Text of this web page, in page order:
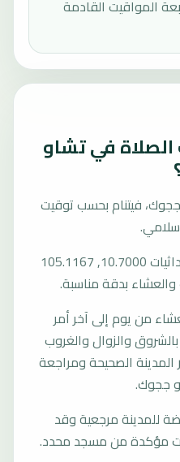
المواقيت القادمة
في تشاو
فيتنام بحسب توقيت
المرجع العام للمدينة يستخدم إحداثيات 10.7000, 105.1167
بدقة مناسبة.
من يوم إلى آخر أمر
والزوال والغروب
المدينة الصحيحة ومراجعة
ججوك.
للمدينة مرجعية وقد
مؤكدة من مسجد محدد.